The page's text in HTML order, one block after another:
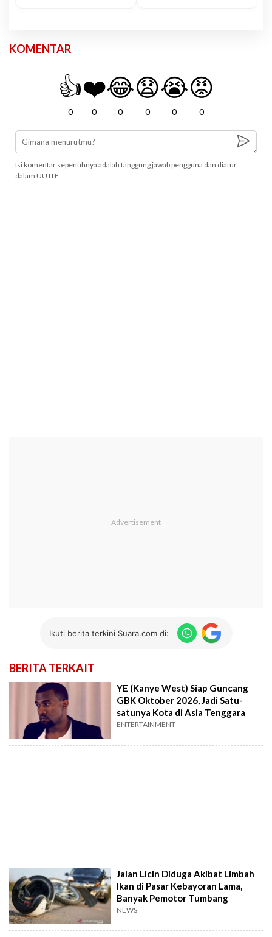
KOMENTAR
👍
0
❤️
0
😂
0
😧
0
😭
0
😡
0
Isi komentar sepenuhnya adalah tanggung jawab pengguna dan diatur
dalam UU ITE
Ikuti berita terkini Suara.com di:
BERITA TERKAIT
YE (Kanye West) Siap Guncang
GBK Oktober 2026, Jadi Satu-
satunya Kota di Asia Tenggara
ENTERTAINMENT
Jalan Licin Diduga Akibat Limbah
Ikan di Pasar Kebayoran Lama,
Banyak Pemotor Tumbang
NEWS